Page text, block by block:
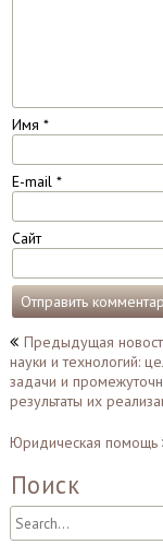
Имя *
E-mail *
Сайт
Навигация
по
записям
Предыдущая
науки и технологий:
задачи и
результаты их
Юридическая помощь
Поиск